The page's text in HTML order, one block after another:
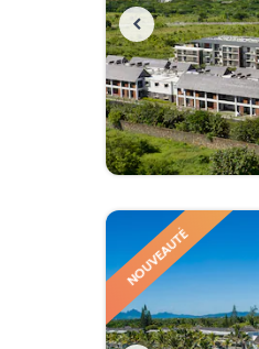
NOUVEAUTÉ